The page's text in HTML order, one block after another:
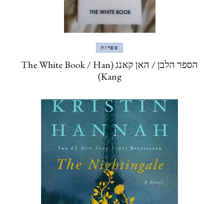
ספרות
הספר הלבן / האן קאנג (The White Book / Han
Kang)